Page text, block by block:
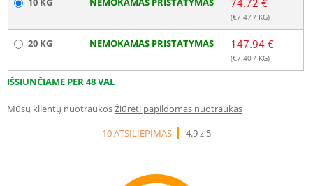
74.72 €
(€7.47 / KG)
20 KG NEMOKAMAS PRISTATYMAS 147.94 €
(€7.40 / KG)
IŠSIUNČIAME PER 48 VAL
Mūsų klientų nuotraukosŽiūrėti papildomas nuotraukas
10 ATSILIEPIMAS
4.9 z 5